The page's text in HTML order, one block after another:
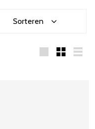
Sorteren